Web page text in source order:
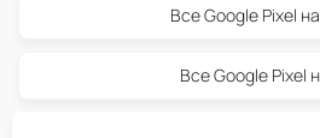
Все Google Pixel
Все Google Pixel